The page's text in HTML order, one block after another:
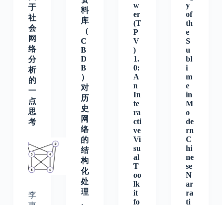
于
社
会
网
络
分
析
的
一
点
思
考
李
料
库
（
C
B
D
B
）
对
历
史
网
络
的
结
构
化
处
理
、
w
er
(T
P
V
)
1.
0:
A
n
In
te
ra
cti
ve
Vi
su
al
T
oo
lk
it
fo
y
of
th
e
S
u
bl
i
m
e
in
M
o
de
rn
C
hi
ne
se
N
ar
ra
ti